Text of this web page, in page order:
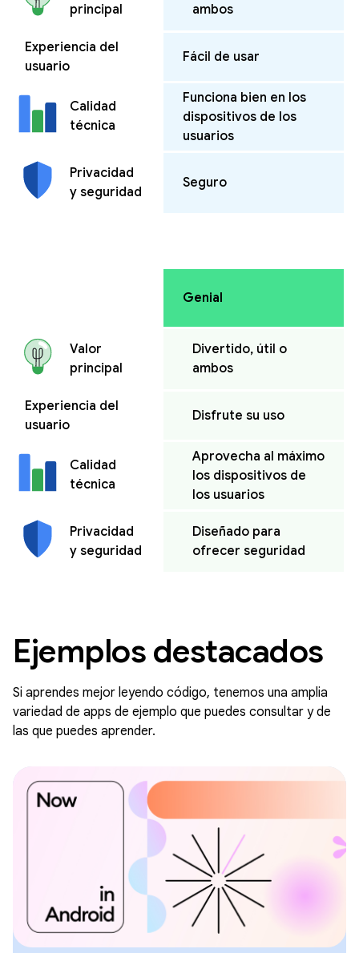
principal
ambos
Experiencia del
usuario
Fácil de usar
Calidad
técnica
Funciona bien en los
dispositivos de los
usuarios
Privacidad
y seguridad
Seguro
Genial
Valor
principal
Divertido, útil o
ambos
Experiencia del
usuario
Disfrute su uso
Calidad
técnica
Aprovecha al máximo
los dispositivos de
los usuarios
Privacidad
y seguridad
Diseñado para
ofrecer seguridad
Ejemplos destacados
Si aprendes mejor leyendo código, tenemos una amplia
variedad de apps de ejemplo que puedes consultar y de
las que puedes aprender.